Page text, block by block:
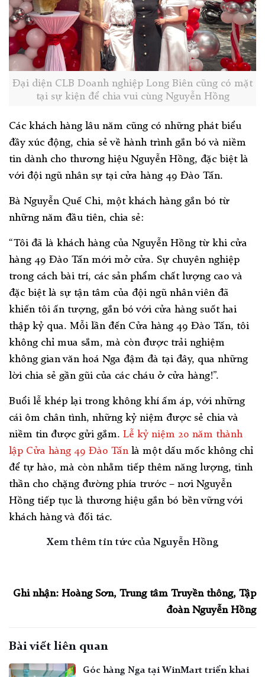
Đại diện CLB Doanh nghiệp Long Biên cũng có mặt
tại sự kiện để chia vui cùng Nguyễn Hồng
Các khách hàng lâu năm cũng có những phát biểu
đầy xúc động, chia sẻ về hành trình gắn bó và niềm
tin dành cho thương hiệu Nguyễn Hồng, đặc biệt là
với đội ngũ nhân sự tại cửa hàng 49 Đào Tấn.
Bà Nguyễn Quế Chi, một khách hàng gắn bó từ
những năm đầu tiên, chia sẻ:
“Tôi đã là khách hàng của Nguyễn Hồng từ khi cửa
hàng 49 Đào Tấn mới mở cửa. Sự chuyên nghiệp
trong cách bài trí, các sản phẩm chất lượng cao và
đặc biệt là sự tận tâm của đội ngũ nhân viên đã
khiến tôi ấn tượng, gắn bó với cửa hàng suốt hai
thập kỷ qua. Mỗi lần đến Cửa hàng 49 Đào Tấn, tôi
không chỉ mua sắm, mà còn được trải nghiệm
không gian văn hoá Nga đậm đà tại đây, qua những
lời chia sẻ gần gũi của các cháu ở cửa hàng!”.
Buổi lễ khép lại trong không khí ấm áp, với những
cái ôm chân tình, những kỷ niệm được sẻ chia và
niềm tin được gửi gắm. Lễ kỷ niệm 20 năm thành
lập Cửa hàng 49 Đào Tấn là một dấu mốc không chỉ
để tự hào, mà còn nhằm tiếp thêm năng lượng, tinh
thần cho chặng đường phía trước – nơi Nguyễn
Hồng tiếp tục là thương hiệu gắn bó bền vững với
khách hàng và đối tác.
Xem thêm tin tức của Nguyễn Hồng
Ghi nhận: Hoàng Sơn, Trung tâm Truyền thông, Tập
đoàn Nguyễn Hồng
Bài viết liên quan
Góc hàng Nga tại WinMart triển khai